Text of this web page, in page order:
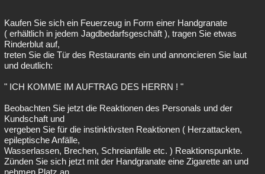
Kaufen Sie sich ein Feuerzeug in Form einer Handgranate
( erhältlich in jedem Jagdbedarfsgeschäft ), tragen Sie etwas
Rinderblut auf,
treten Sie die Tür des Restaurants ein und annoncieren Sie laut
und deutlich:
" ICH KOMME IM AUFTRAG DES HERRN ! "
Beobachten Sie jetzt die Reaktionen des Personals und der
Kundschaft und
vergeben Sie für die instinktivsten Reaktionen ( Herzattacken,
epileptische Anfälle,
Wasserlassen, Brechen, Schreianfälle etc. ) Reaktionspunkte.
Zünden Sie sich jetzt mit der Handgranate eine Zigarette an und
nehmen Platz an